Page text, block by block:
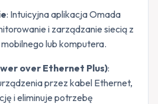
: Intuicyjna aplikacja Omada
i zarządzanie siecią z
lub komputera.
over Ethernet Plus):
przez kabel Ethernet,
i eliminuje potrzebę